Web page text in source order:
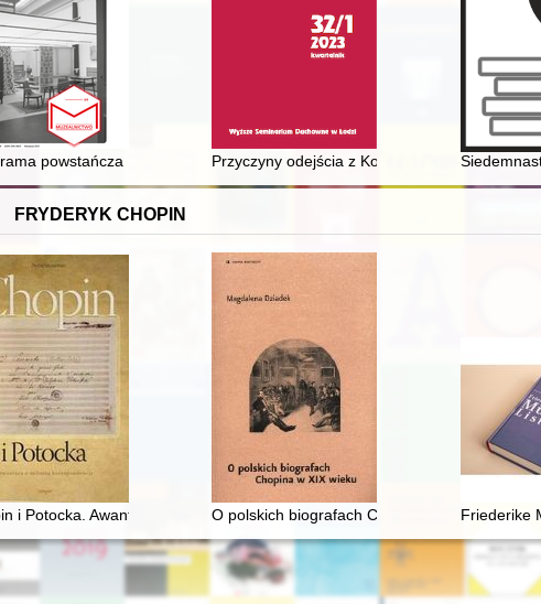
pamięci
powstańcza : muzealny pomnik polskości Śląska, który nigdy nie
Przyczyny odejścia z Kościoła : diagnoza
FRYDERYK CHOPIN
i Potocka. Awantura o miłosną korespondencjęO polskich biografach Chopina w XIX wieku
Friederike